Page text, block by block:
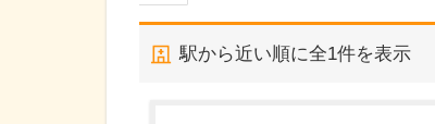
駅から近い順に全1件を表示